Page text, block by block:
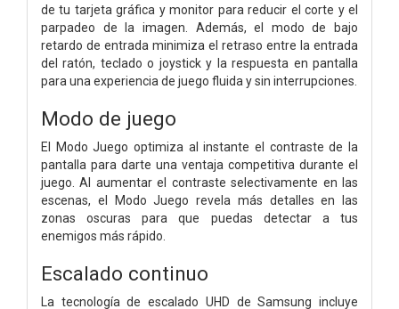
de tu tarjeta gráfica y monitor para reducir el corte y el
parpadeo de la imagen. Además, el modo de bajo
retardo de entrada minimiza el retraso entre la entrada
del ratón, teclado o joystick y la respuesta en pantalla
para una experiencia de juego fluida y sin interrupciones.
Modo de juego
El Modo Juego optimiza al instante el contraste de la
pantalla para darte una ventaja competitiva durante el
juego. Al aumentar el contraste selectivamente en las
escenas, el Modo Juego revela más detalles en las
zonas oscuras para que puedas detectar a tus
enemigos más rápido.
Escalado continuo
La tecnología de escalado UHD de Samsung incluye